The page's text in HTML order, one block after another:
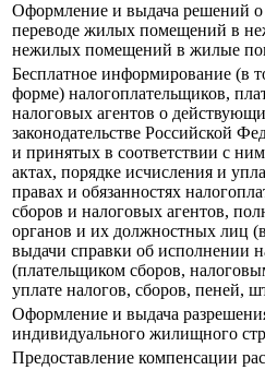
Оформление и выдача решений о
переводе жилых помещений в
нежилых помещений в жилые
Бесплатное информирование (в
форме) налогоплательщиков,
налоговых агентов о
законодательстве Российской
и принятых в соответствии с
актах, порядке исчисления и
правах и обязанностях
сборов и налоговых агентов,
органов и их должностных лиц
выдачи справки об исполнении
(плательщиком сборов,
уплате налогов, сборов, пеней,
Оформление и выдача
индивидуального жилищного
Предоставление компенсации